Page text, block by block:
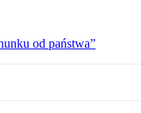
od państwa”